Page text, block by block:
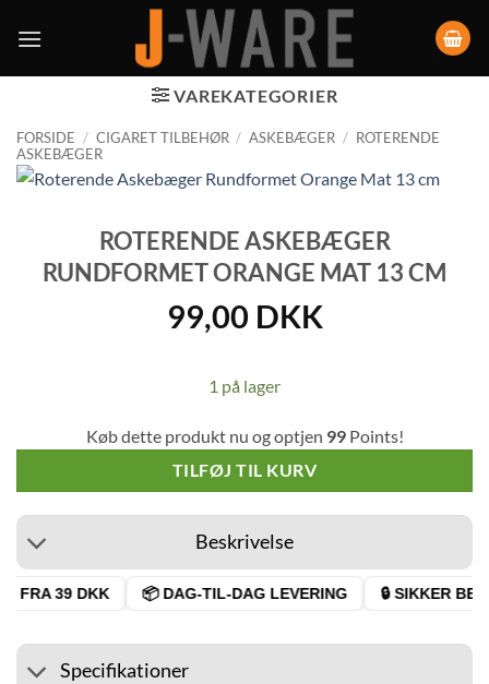
VAREKATEGORIER
FORSIDE / CIGARET TILBEHØR / ASKEBÆGER / ROTERENDE
ASKEBÆGER
ROTERENDE ASKEBÆGER
RUNDFORMET ORANGE MAT 13 CM
99,00 DKK
1 på lager
Køb dette produkt nu og optjen 99Points!
TILFØJ TIL KURV
Beskrivelse
FRA 39 DKK 📦 DAG-TIL-DAG LEVERING 🔒 SIKKER
Specifikationer